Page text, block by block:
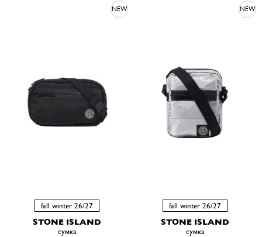
NEW
fall winter 26/27
STONE ISLAND
сумка
NEW
fall winter 26/27
STONE ISLAND
сумка